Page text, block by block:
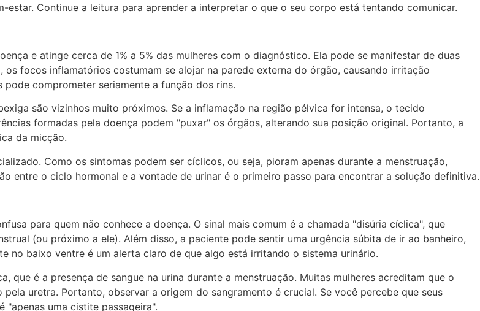
Continue a leitura para aprender a interpretar o que o seu corpo está tentando comunicar.
e atinge cerca de 1% a 5% das mulheres com o diagnóstico. Ela pode se manifestar de duas
focos inflamatórios costumam se alojar na parede externa do órgão, causando irritação
comprometer seriamente a função dos rins.
são vizinhos muito próximos. Se a inflamação na região pélvica for intensa, o tecido
formadas pela doença podem "puxar" os órgãos, alterando sua posição original. Portanto, a
da micção.
Como os sintomas podem ser cíclicos, ou seja, pioram apenas durante a menstruação,
entre o ciclo hormonal e a vontade de urinar é o primeiro passo para encontrar a solução definitiva.
para quem não conhece a doença. O sinal mais comum é a chamada "disúria cíclica", que
(ou próximo a ele). Além disso, a paciente pode sentir uma urgência súbita de ir ao banheiro,
no baixo ventre é um alerta claro de que algo está irritando o sistema urinário.
que é a presença de sangue na urina durante a menstruação. Muitas mulheres acreditam que o
uretra. Portanto, observar a origem do sangramento é crucial. Se você percebe que seus
uma cistite passageira".